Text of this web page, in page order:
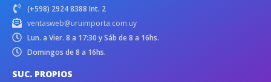
(+598) 2924 8388 Int. 2
ventasweb@uruimporta.com.uy
Lun. a Vier. 8 a 17:30 y Sáb de 8 a 16hs.
Domingos de 8 a 16hs.
SUC. PROPIOS